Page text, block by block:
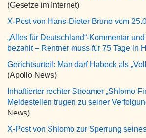
(Gesetze im Internet)
X-Post von Hans-Dieter Brune vom
„Alles für Deutschland“-Kommentar
bezahlt – Rentner muss für 75 Tage in
Gerichtsurteil: Man darf Habeck als
(Apollo News)
Inhaftierter rechter Streamer „Shlomo
Meldestellen trugen zu seiner
News)
X-Post von Shlomo zur Sperrung